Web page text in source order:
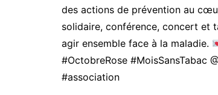
des actions de prévention au
solidaire, conférence, concert et
agir ensemble face à la maladie.
#OctobreRose #MoisSansTabac
#association